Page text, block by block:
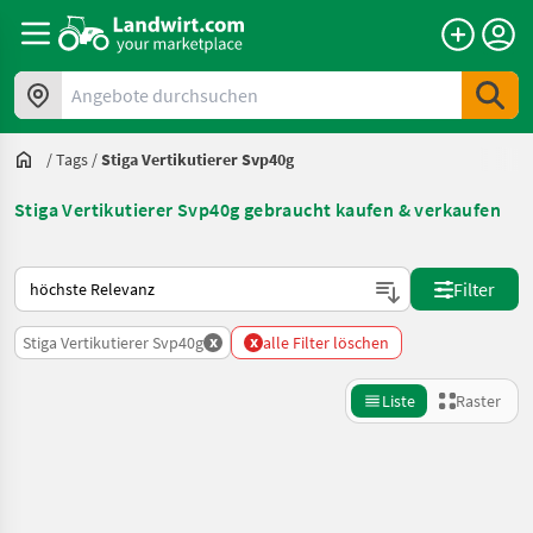
Angebote durchsuchen
/Tags /Stiga Vertikutierer Svp40g
Stiga Vertikutierer Svp40g gebraucht kaufen & verkaufen
So wird auf Landwirt.com sortiert
Filter
Stiga Vertikutierer Svp40g x x alle Filter löschen
Liste Raster